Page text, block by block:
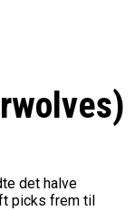
det halve
picks frem til